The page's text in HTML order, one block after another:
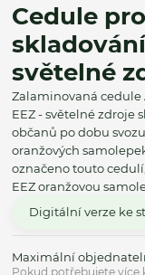
Cedule
světelné
Zalaminovaná cedule
EEZ - světelné zdroje
občanů po dobu
oranžových
označeno touto
EEZ oranžovou
Digitální verze ke
Maximální